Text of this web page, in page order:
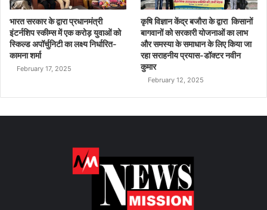
भारत सरकार के द्वारा प्रधानमंत्री
इंटर्नशिप स्कीम्स में एक करोड़ युवाओं को
स्किल्ड अपॉर्चुनिटी का लक्ष्य निर्धारित-
कामना शर्मा
February 17, 2025
कृषि विज्ञान केंद्र बजौरा के द्वारा किसानों
बागवानों को सरकारी योजनाओं का लाभ
और समस्या के समाधान के लिए किया जा
रहा सराहनीय प्रयास-डॉक्टर नवीन
कुमार
February 12, 2025